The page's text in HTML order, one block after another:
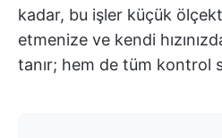
kadar, bu işler küçük
etmenize ve kendi
tanır; hem de tüm kontrol